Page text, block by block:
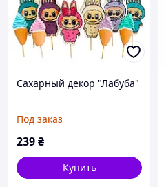
Сахарный декор "Лабуба"
Под заказ
239₴
Купить